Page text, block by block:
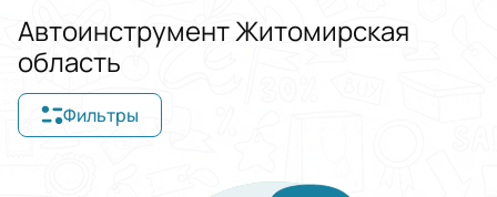
Автоинструмент Житомирская
область
Фильтры